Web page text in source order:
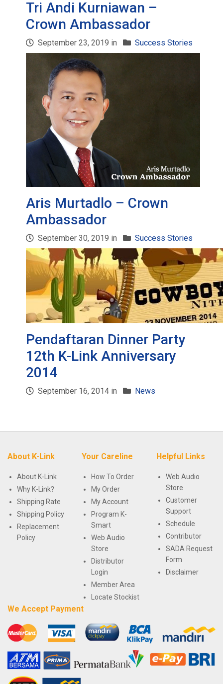
Tri Andi Kurniawan –
Crown Ambassador
September 23, 2019 in Success Stories
Aris Murtadlo – Crown
Ambassador
September 30, 2019 in Success Stories
Pendaftaran Dinner Party
12th K-Link Anniversary
2014
September 16, 2014 in News
About K-Link
About K-Link
Why K-Link?
Shipping Rate
Shipping Policy
Replacement
Policy
Your Careline
How To Order
My Order
My Account
Program K-
Smart
Web Audio
Store
Distributor
Login
Member Area
Locate Stockist
Helpful Links
Web Audio
Store
Customer
Support
Schedule
Contributor
SADA Request
Form
Disclaimer
We Accept Payment